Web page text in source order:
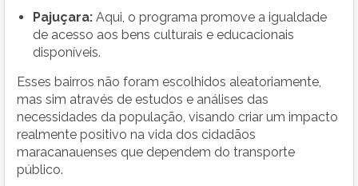
Pajuçara: Aqui, o programa promove a igualdade
de acesso aos bens culturais e educacionais
disponíveis.
Esses bairros não foram escolhidos aleatoriamente,
mas sim através de estudos e análises das
necessidades da população, visando criar um impacto
realmente positivo na vida dos cidadãos
maracanauenses que dependem do transporte
público.